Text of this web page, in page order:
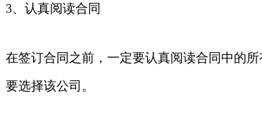
3、认真阅读合同
在签订合同之前，一定要认真阅读合同中的
要选择该公司。